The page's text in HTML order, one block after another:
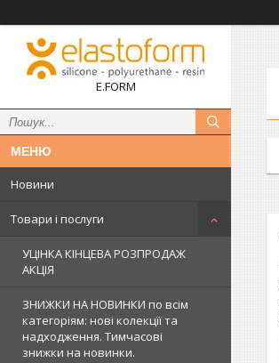
E.FORM
Новини
Товари і послуги
УЦІНКА КІНЦЕВА РОЗПРОДАЖ
АКЦІЯ
ЗНИЖКИ НА НОВИНКИ по всім
категоріям: нові колекцїї та
надходження. Тимчасові
знижки на новинки.